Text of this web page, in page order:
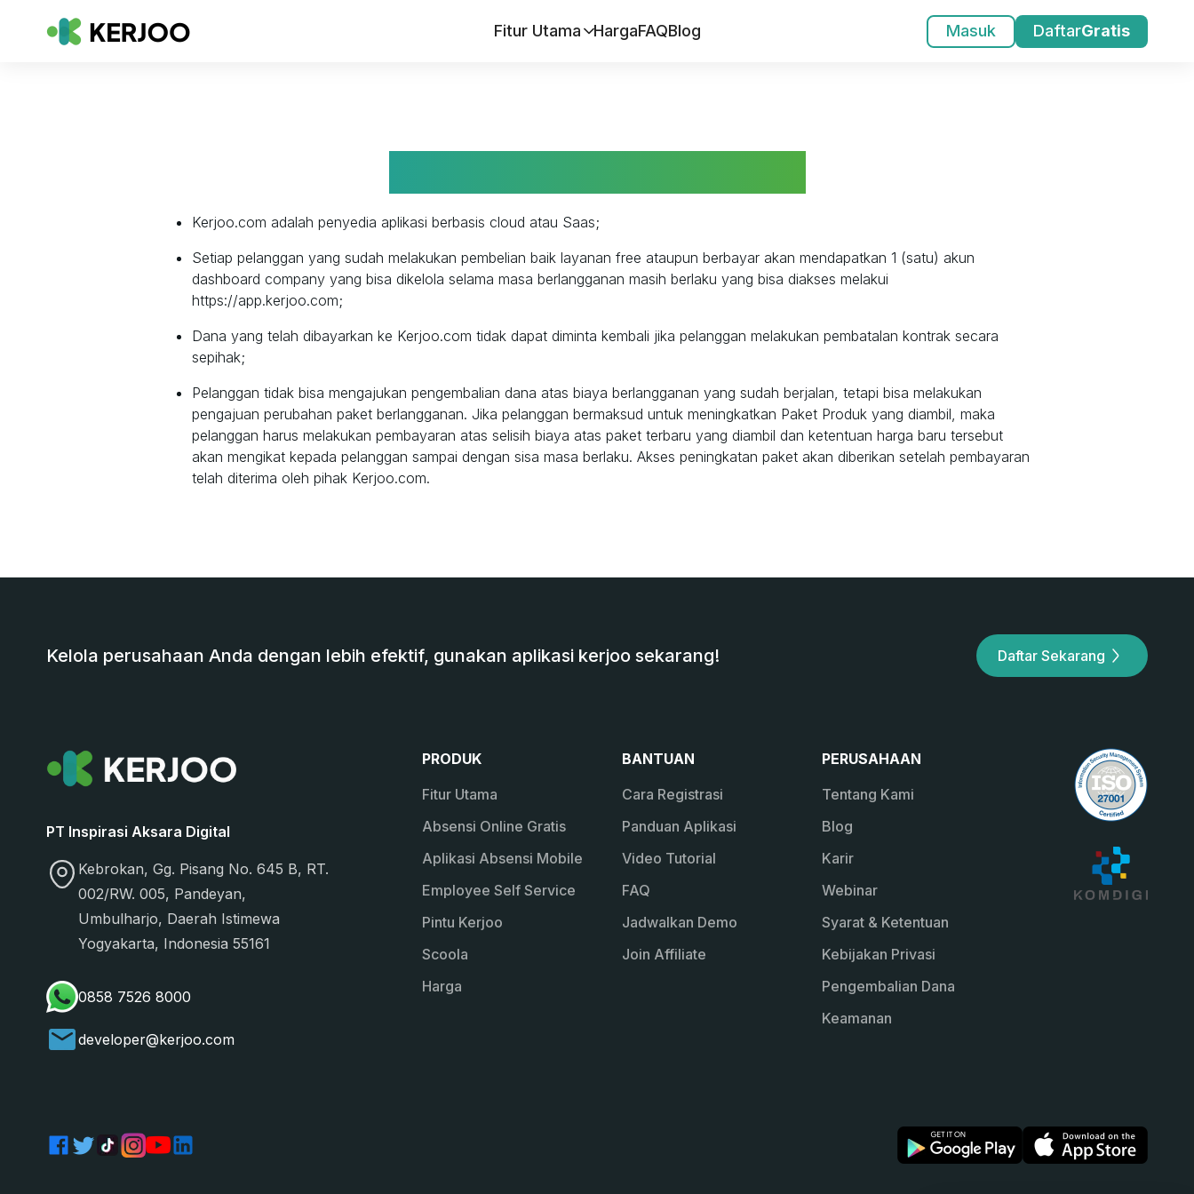
Fitur Utama HargaFAQBlog Masuk DaftarGratis
Kerjoo.com adalah penyedia aplikasi berbasis cloud atau Saas;
Setiap pelanggan yang sudah melakukan pembelian baik layanan free ataupun berbayar akan mendapatkan 1 (satu) akun
dashboard company yang bisa dikelola selama masa berlangganan masih berlaku yang bisa diakses melakui
https://app.kerjoo.com;
Dana yang telah dibayarkan ke Kerjoo.com tidak dapat diminta kembali jika pelanggan melakukan pembatalan kontrak secara
sepihak;
Pelanggan tidak bisa mengajukan pengembalian dana atas biaya berlangganan yang sudah berjalan, tetapi bisa melakukan
pengajuan perubahan paket berlangganan. Jika pelanggan bermaksud untuk meningkatkan Paket Produk yang diambil, maka
pelanggan harus melakukan pembayaran atas selisih biaya atas paket terbaru yang diambil dan ketentuan harga baru tersebut
akan mengikat kepada pelanggan sampai dengan sisa masa berlaku. Akses peningkatan paket akan diberikan setelah pembayaran
telah diterima oleh pihak Kerjoo.com.
Kelola perusahaan Anda dengan lebih efektif, gunakan aplikasi kerjoo sekarang! Daftar Sekarang
PRODUK
Fitur Utama
Absensi Online Gratis
Aplikasi Absensi Mobile
Employee Self Service
Pintu Kerjoo
Scoola
Harga
BANTUAN
Cara Registrasi
Panduan Aplikasi
Video Tutorial
FAQ
Jadwalkan Demo
Join Affiliate
PERUSAHAAN
Tentang Kami
Blog
Karir
Webinar
Syarat & Ketentuan
Kebijakan Privasi
Pengembalian Dana
Keamanan
PT Inspirasi Aksara Digital
Kebrokan, Gg. Pisang No. 645 B, RT.
002/RW. 005, Pandeyan,
Umbulharjo, Daerah Istimewa
Yogyakarta, Indonesia 55161
0858 7526 8000
developer@kerjoo.com